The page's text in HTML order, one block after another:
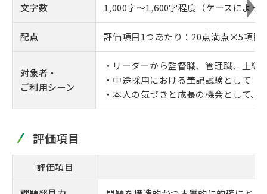
文字数 1,000字～1,600字程度（ケースによっ
配点 評価項目1つあたり：20点満点×5項
対象者・
ご利用シーン
・リーダーから監督職、管理職、上級
・中途採用における筆記試験として
・本人の気づきと成長の機会として
評価項目
評価項目